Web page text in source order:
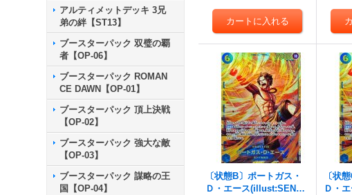
アルティメットデッキ 3兄
弟の絆【ST13】
ブースターパック 双璧の覇
者【OP-06】
ブースターパック ROMAN
CE DAWN【OP-01】
ブースターパック 頂上決戦
【OP-02】
ブースターパック 強大な敵
【OP-03】
ブースターパック 謀略の王
国【OP-04】
〔状態B〕ポートガス・
Ｄ・エース(illust:SENNS
〔状
Ｄ・